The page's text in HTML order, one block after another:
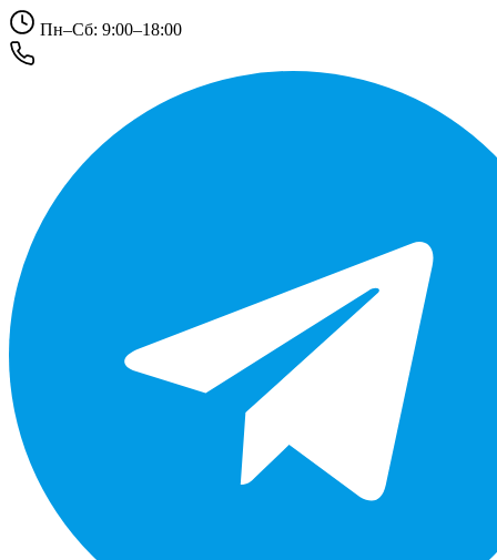
Пн–Сб: 9:00–18:00